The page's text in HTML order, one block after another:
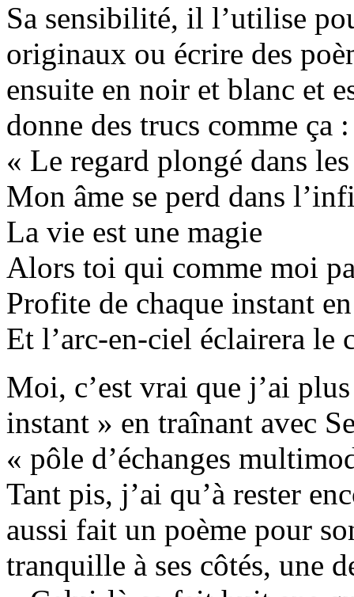
Sa sensibilité, il l’utilise
originaux ou écrire des
ensuite en noir et blanc et
donne des trucs comme ça :
« Le regard plongé dans
Mon âme se perd dans
La vie est une magie
Alors toi qui comme moi
Profite de chaque instant
Et l’arc-en-ciel éclairera le
Moi, c’est vrai que j’ai
instant » en traînant avec
« pôle d’échanges
Tant pis, j’ai qu’à rester
aussi fait un poème pour
tranquille à ses côtés, une